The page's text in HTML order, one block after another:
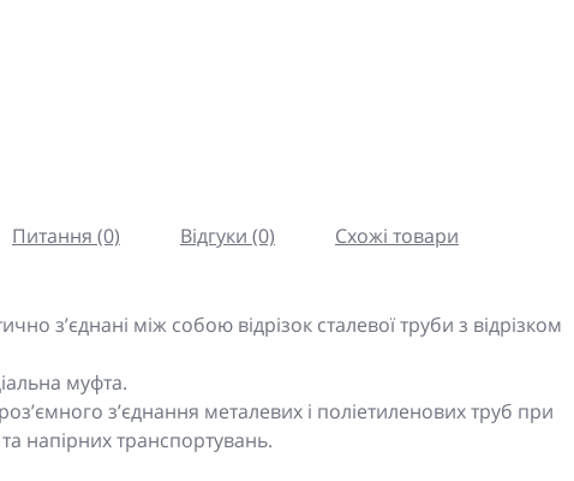
Питання (0) Відгуки (0) Схожі товари
з’єднані між собою відрізок сталевої труби з відрізком
муфта.
з’єднання металевих і поліетиленових труб при
напірних транспортувань.